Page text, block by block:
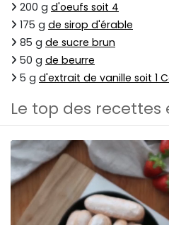
200 g d'oeufs soit 4
175 g de sirop d'érable
85 g de sucre brun
50 g de beurre
5 g d'extrait de vanille soit 1
Le top des recettes